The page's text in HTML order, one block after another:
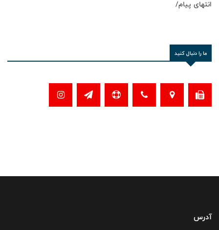
انتهای پیام/
ما را دنبال کنید
آدرس